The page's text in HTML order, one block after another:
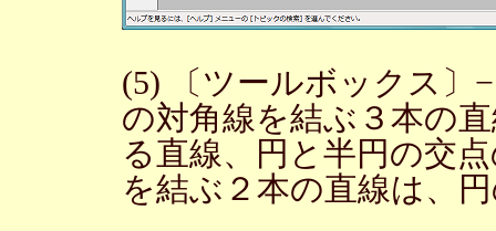
(5) 〔ツールボックス〕
の対角線を結ぶ３本の
る直線、円と半円の交
を結ぶ２本の直線は、